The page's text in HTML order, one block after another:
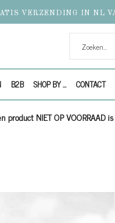
VERZENDING IN NL
B2B SHOP BY ... CONTACT
NIET OP VOORRAAD